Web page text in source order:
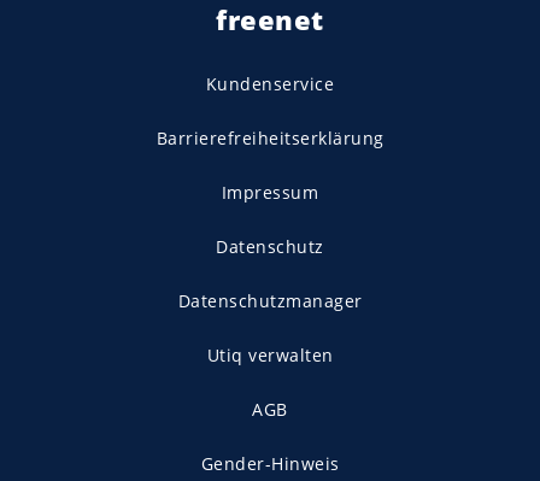
freenet
Kundenservice
Barrierefreiheitserklärung
Impressum
Datenschutz
Datenschutzmanager
Utiq verwalten
AGB
Gender-Hinweis